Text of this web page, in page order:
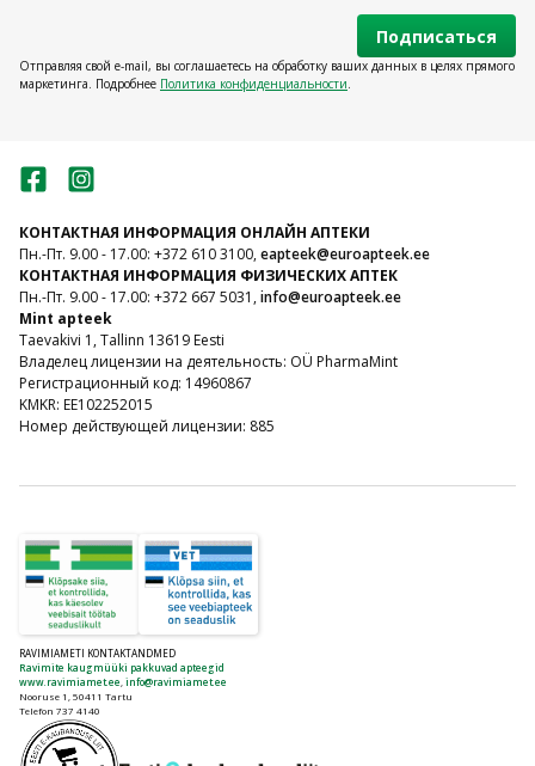
Подписаться
Отправляя свой e-mail, вы соглашаетесь на обработку ваших данных в целях прямого
маркетинга. Подробнее Политика конфиденциальности.
КОНТАКТНАЯ ИНФОРМАЦИЯ ОНЛАЙН АПТЕКИ
Пн.-Пт. 9.00 - 17.00: +372 610 3100,eapteek@euroapteek.ee
КОНТАКТНАЯ ИНФОРМАЦИЯ ФИЗИЧЕСКИХ АПТЕК
Пн.-Пт. 9.00 - 17.00: +372 667 5031,info@euroapteek.ee
Mint apteek
Taevakivi 1, Tallinn 13619 Eesti
Владелец лицензии на деятельность: OÜ PharmaMint
Регистрационный код: 14960867
KMKR: EE102252015
Номер действующей лицензии: 885
RAVIMIAMETI KONTAKTANDMED
Ravimite kaugmüüki pakkuvad apteegid
www.ravimiamet.ee info@ravimiamet.ee
Nooruse 1, 50411 Tartu
Telefon 737 4140